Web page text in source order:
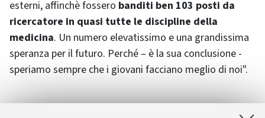
esterni, affinchè fossero banditi ben 103 posti da
ricercatore in quasi tutte le discipline della
medicina. Un numero elevatissimo e una grandissima
speranza per il futuro. Perché – è la sua conclusione -
speriamo sempre che i giovani facciano meglio di noi".